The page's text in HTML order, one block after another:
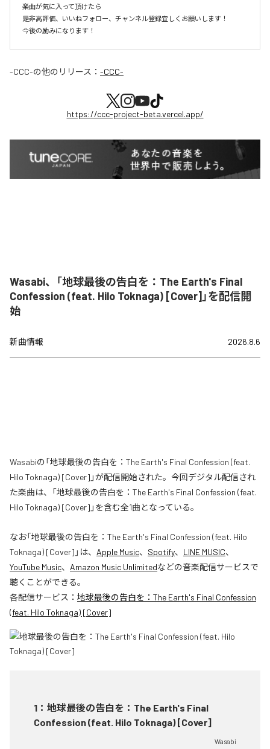
楽曲が気に入って頂けたら
是非高評価、いいねフォロー、チャンネル登録宜しくお願いします！
今後の励みになります！
-CCC-の他のリリース： -CCC-
https://ccc-project-beta.vercel.app/
Wasabi、「地球最後の告白を：The Earth's Final
Confession (feat. Hilo Toknaga) [Cover]」を配信開
始
新曲情報 2026.8.6
Wasabiの「地球最後の告白を：The Earth's Final Confession (feat.
Hilo Toknaga) [Cover]」が配信開始された。今回デジタル配信され
た楽曲は、「地球最後の告白を：The Earth's Final Confession (feat.
Hilo Toknaga) [Cover]」を含む全1曲となっている。
なお「地球最後の告白を：The Earth's Final Confession (feat. Hilo
Toknaga) [Cover] 」は、 Apple Music、 Spotify、 LINE MUSIC、
YouTube Music、 Amazon Music Unlimitedなどの音楽配信サービスで
聴くことができる。
各配信サービス： 地球最後の告白を：The Earth's Final Confession
(feat. Hilo Toknaga) [Cover]
1 ： 地球最後の告白を：The Earth's Final
Confession (feat. Hilo Toknaga) [Cover]
Wasabi